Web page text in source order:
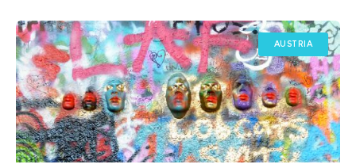
verità, non vi sentite esattamente allo stesso modo??).
AUSTRIA